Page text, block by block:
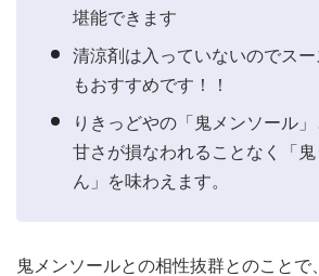
堪能できます
清涼剤は入っていないのでス
もおすすめです！！
りきっどやの「鬼メンソール」
甘さが損なわれることなく「
ん」を味わえます。
鬼メンソールとの相性抜群とのことで